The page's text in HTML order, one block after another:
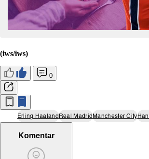
(iws/iws)
0
Erling HaalandReal MadridManchester City
Komentar